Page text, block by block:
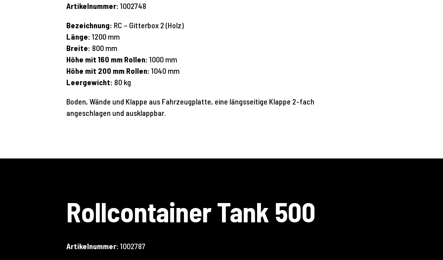
Artikelnummer: 1002748
Bezeichnung: RC – Gitterbox 2 (Holz)
Länge: 1200 mm
Breite: 800 mm
Höhe mit 160 mm Rollen: 1000 mm
Höhe mit 200 mm Rollen: 1040 mm
Leergewicht: 80 kg
Boden, Wände und Klappe aus Fahrzeugplatte, eine längsseitige Klappe 2-fach
angeschlagen und ausklappbar.
Rollcontainer Tank 500
Artikelnummer: 1002787